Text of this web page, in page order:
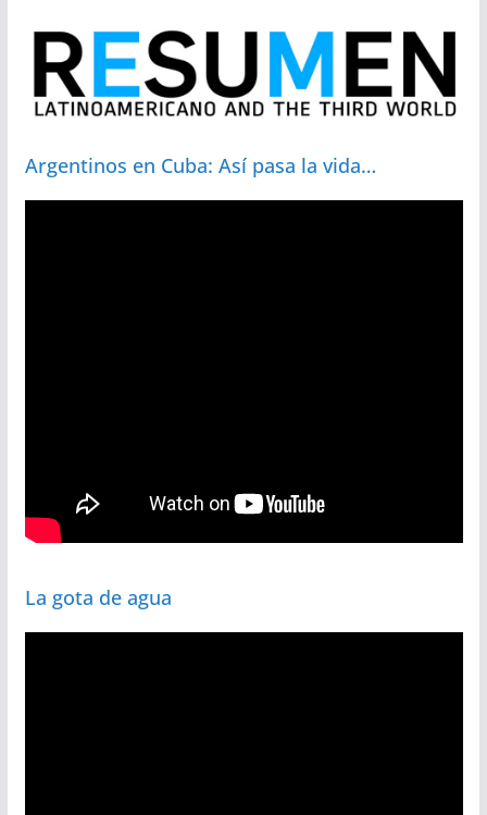
Argentinos en Cuba: Así pasa la vida…
La gota de agua